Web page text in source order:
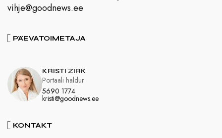
vihje@goodnews.ee
PÄEVATOIMETAJA
KRISTI ZIRK
5690 1774
kristi@goodnews.ee
Portaali haldur
KONTAKT